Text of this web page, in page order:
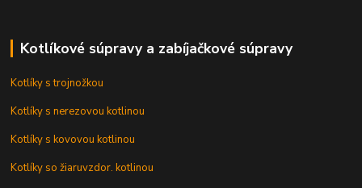
Kotlíkové súpravy a zabíjačkové súpravy
Kotlíky s trojnožkou
Kotlíky s nerezovou kotlinou
Kotlíky s kovovou kotlinou
Kotlíky so žiaruvzdor. kotlinou